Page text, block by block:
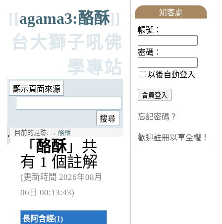
[[agama3:酪酥]]
台大獅子吼佛
學專站
目前的足跡: → 酪酥
「 酪酥」共
有 1 個註解
(更新時間 2026年08月
06日 00:13:43)
長阿含經(1)
知客處
帳號：
密碼：
以後自動登入
忘記密碼？
歡迎註冊以享全權！